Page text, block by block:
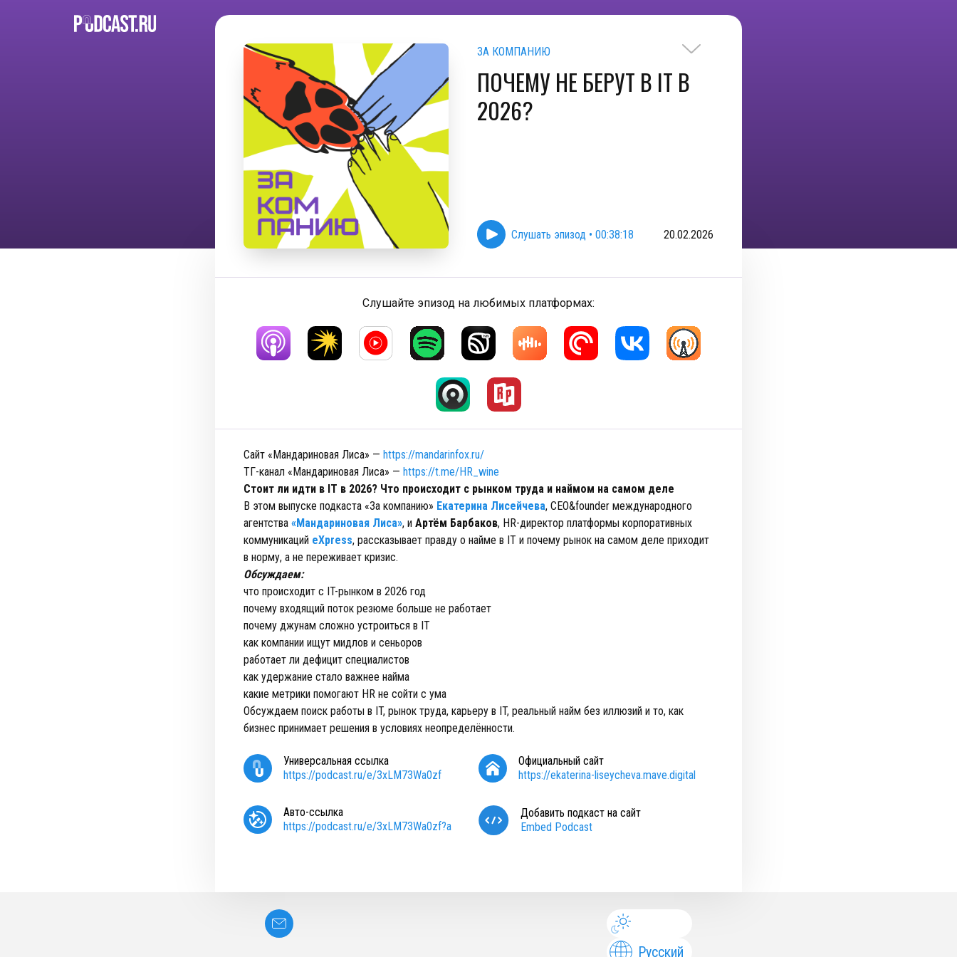
ЗА КОМПАНИЮ
ПОЧЕМУ НЕ БЕРУТ В IT В
2026?
Слушать эпизод • 00:38:18 20.02.2026
Слушайте эпизод на любимых платформах:
Сайт «Мандариновая Лиса» — https://mandarinfox.ru/
ТГ-канал «Мандариновая Лиса» — https://t.me/HR_wine
Стоит ли идти в IT в 2026? Что происходит с рынком труда и наймом на самом деле
В этом выпуске подкаста «За компанию» Екатерина Лисейчева, CEO&founder международного
агентства «Мандариновая Лиса», и Артём Барбаков, HR-директор платформы корпоративных
коммуникаций eXpress, рассказывает правду о найме в IT и почему рынок на самом деле приходит
в норму, а не переживает кризис.
Обсуждаем:
что происходит с IT-рынком в 2026 год
почему входящий поток резюме больше не работает
почему джунам сложно устроиться в IT
как компании ищут мидлов и сеньоров
работает ли дефицит специалистов
как удержание стало важнее найма
какие метрики помогают HR не сойти с ума
Обсуждаем поиск работы в IT, рынок труда, карьеру в IT, реальный найм без иллюзий и то, как
бизнес принимает решения в условиях неопределённости.
Универсальная ссылка
https://podcast.ru/e/3xLM73Wa0zf
Официальный сайт
https://ekaterina-liseycheva.mave.digital
Авто-ссылка
https://podcast.ru/e/3xLM73Wa0zf?a
Добавить подкаст на сайт
Embed Podcast
Русский